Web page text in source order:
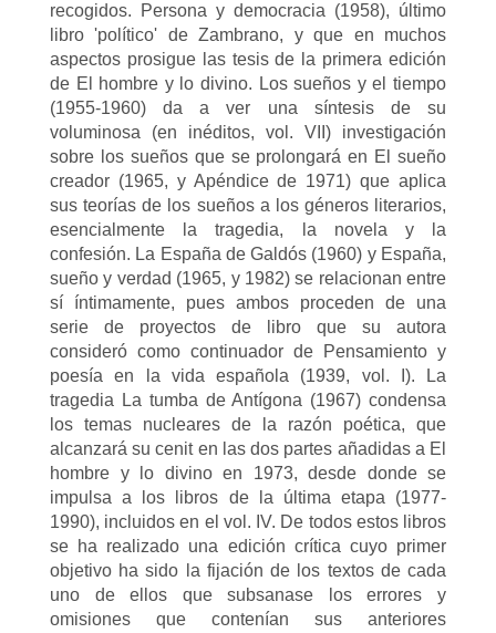
recogidos. Persona y democracia (1958), último
libro 'político' de Zambrano, y que en muchos
aspectos prosigue las tesis de la primera edición
de El hombre y lo divino. Los sueños y el tiempo
(1955-1960) da a ver una síntesis de su
voluminosa (en inéditos, vol. VII) investigación
sobre los sueños que se prolongará en El sueño
creador (1965, y Apéndice de 1971) que aplica
sus teorías de los sueños a los géneros literarios,
esencialmente la tragedia, la novela y la
confesión. La España de Galdós (1960) y España,
sueño y verdad (1965, y 1982) se relacionan entre
sí íntimamente, pues ambos proceden de una
serie de proyectos de libro que su autora
consideró como continuador de Pensamiento y
poesía en la vida española (1939, vol. I). La
tragedia La tumba de Antígona (1967) condensa
los temas nucleares de la razón poética, que
alcanzará su cenit en las dos partes añadidas a El
hombre y lo divino en 1973, desde donde se
impulsa a los libros de la última etapa (1977-
1990), incluidos en el vol. IV. De todos estos libros
se ha realizado una edición crítica cuyo primer
objetivo ha sido la fijación de los textos de cada
uno de ellos que subsanase los errores y
omisiones que contenían sus anteriores